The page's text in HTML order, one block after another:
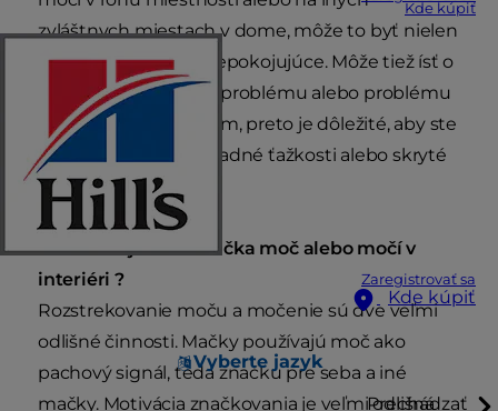
Kde kúpiť
Zaregistrovať sa
Kde kúpiť
Vyberte jazyk
Prechádzať
zvláštnych miestach v dome, môže to byť nielen
nepríjemné, ale aj znepokojujúce. Môže tiež ísť o
príznak zdravotného problému alebo problému
súvisiaceho so stresom, preto je dôležité, aby ste
sa zamerali na nenápadné ťažkosti alebo skryté
telesné ochorenia.
Rozstrekuje vaša mačka moč alebo močí v
interiéri ?
Rozstrekovanie moču a močenie sú dve veľmi
odlišné činnosti. Mačky používajú moč ako
pachový signál, teda značku pre seba a iné
mačky. Motivácia značkovania je veľmi odlišná